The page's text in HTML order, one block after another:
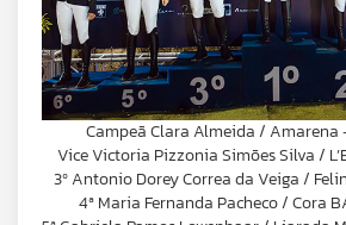
Campeã Clara Almeida / Amarena
Vice Victoria Pizzonia Simões Silva /
3º Antonio Dorey Correa da Veiga /
4ª Maria Fernanda Pacheco / Cora